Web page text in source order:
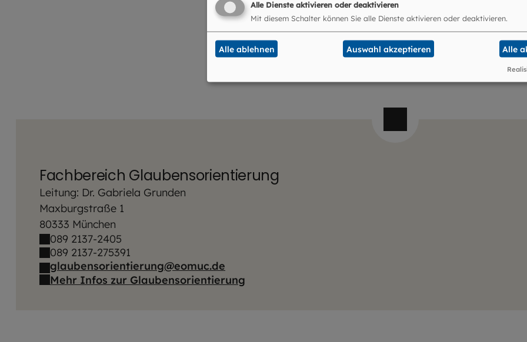
Fachbereich Glaubensorientierung
Leitung: Dr. Gabriela Grunden
Maxburgstraße 1
80333 München
089 2137-2405
089 2137-275391
glaubensorientierung@eomuc.de
Mehr Infos zur Glaubensorientierung
Alle Dienste aktivieren oder deaktivieren
Mit diesem Schalter können Sie alle Dienste aktivieren oder deaktivieren.
Alle ablehnen Auswahl akzeptieren Alle